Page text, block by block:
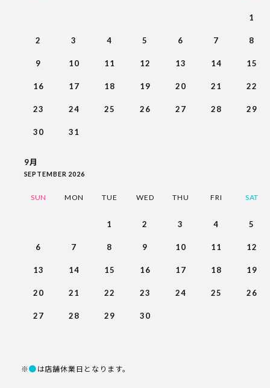
1
2 3 4 5 6 7 8
9 10 11 12 13 14 15
16 17 18 19 20 21 22
23 24 25 26 27 28 29
30 31
9月
SEPTEMBER 2026
SUN MON TUE WED THU FRI SAT
1 2 3 4 5
6 7 8 9 10 11 12
13 14 15 16 17 18 19
20 21 22 23 24 25 26
27 28 29 30
※● は店舗休業日となります。